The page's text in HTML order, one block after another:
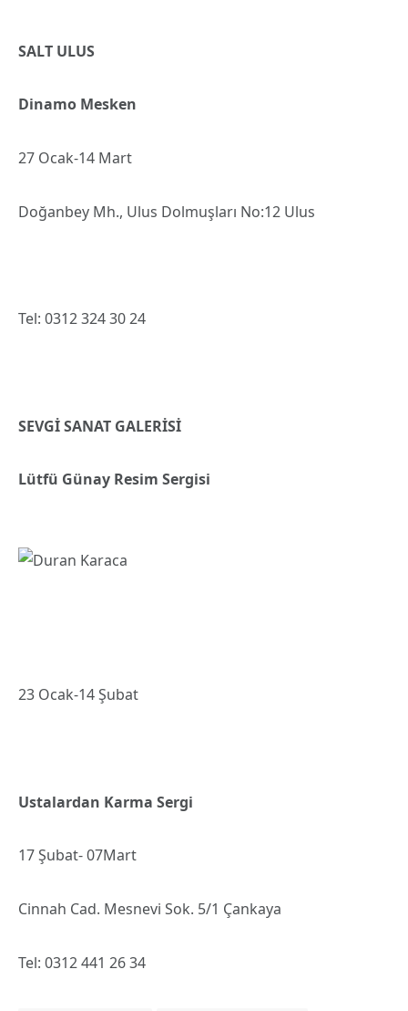
SALT ULUS
Dinamo Mesken
27 Ocak-14 Mart
Doğanbey Mh., Ulus Dolmuşları No:12 Ulus
Tel: 0312 324 30 24
SEVGİ SANAT GALERİSİ
Lütfü Günay Resim Sergisi
23 Ocak-14 Şubat
Ustalardan Karma Sergi
17 Şubat- 07Mart
Cinnah Cad. Mesnevi Sok. 5/1 Çankaya
Tel: 0312 441 26 34